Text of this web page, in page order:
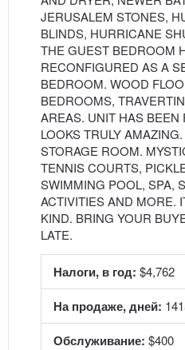
JERUSALEM STONES,
BLINDS, HURRICANE
THE GUEST BEDROOM
RECONFIGURED AS A
BEDROOM. WOOD
BEDROOMS,
AREAS. UNIT HAS BEEN
LOOKS TRULY
STORAGE ROOM.
TENNIS COURTS,
SWIMMING POOL, SPA,
ACTIVITIES AND MORE.
KIND. BRING YOUR
LATE.
Налоги, в год: $4,762
На продаже, дней:
Обслуживание: $400